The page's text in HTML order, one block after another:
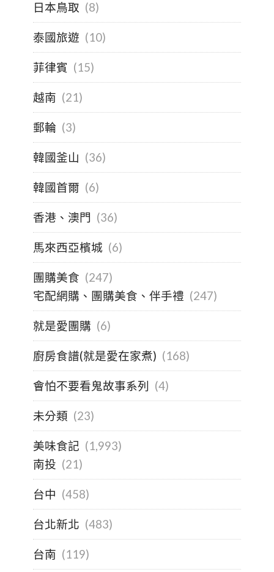
日本鳥取 (8)
泰國旅遊 (10)
菲律賓 (15)
越南 (21)
郵輪 (3)
韓國釜山 (36)
韓國首爾 (6)
香港、澳門 (36)
馬來西亞檳城 (6)
團購美食 (247)
宅配網購、團購美食、伴手禮 (247)
就是愛團購 (6)
廚房食譜(就是愛在家煮) (168)
會怕不要看鬼故事系列 (4)
未分類 (23)
美味食記 (1,993)
南投 (21)
台中 (458)
台北新北 (483)
台南 (119)